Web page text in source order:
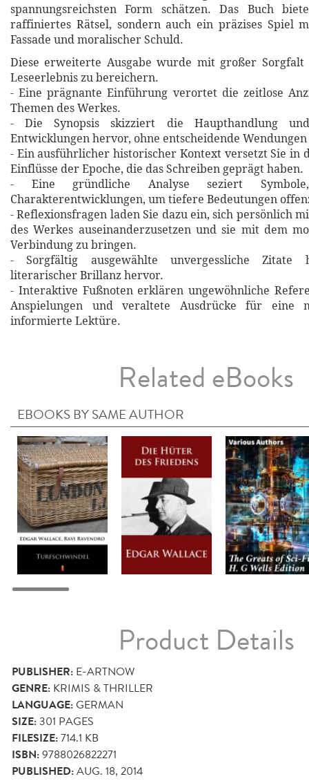
spannungsreichsten Form schätzen. Das Buch
raffiniertes Rätsel, sondern auch ein präzises Spiel
Fassade und moralischer Schuld.
Diese erweiterte Ausgabe wurde mit großer
Leseerlebnis zu bereichern.
- Eine prägnante Einführung verortet die zeitlose
Themen des Werkes.
- Die Synopsis skizziert die Haupthandlung
Entwicklungen hervor, ohne entscheidende
- Ein ausführlicher historischer Kontext versetzt Sie in
Einflüsse der Epoche, die das Schreiben geprägt haben.
- Eine gründliche Analyse seziert
Charakterentwicklungen, um tiefere Bedeutungen
- Reflexionsfragen laden Sie dazu ein, sich persönlich
des Werkes auseinanderzusetzen und sie mit dem
Verbindung zu bringen.
- Sorgfältig ausgewählte unvergessliche Zitate
literarischer Brillanz hervor.
- Interaktive Fußnoten erklären ungewöhnliche
Anspielungen und veraltete Ausdrücke für eine
informierte Lektüre.
Related eBooks
EBOOKS BY SAME AUTHOR
Product Details
PUBLISHER: E-ARTNOW
GENRE: KRIMIS & THRILLER
LANGUAGE:GERMAN
SIZE:301 PAGES
FILESIZE:714.1 KB
ISBN:9788026822271
PUBLISHED:AUG. 18, 2014